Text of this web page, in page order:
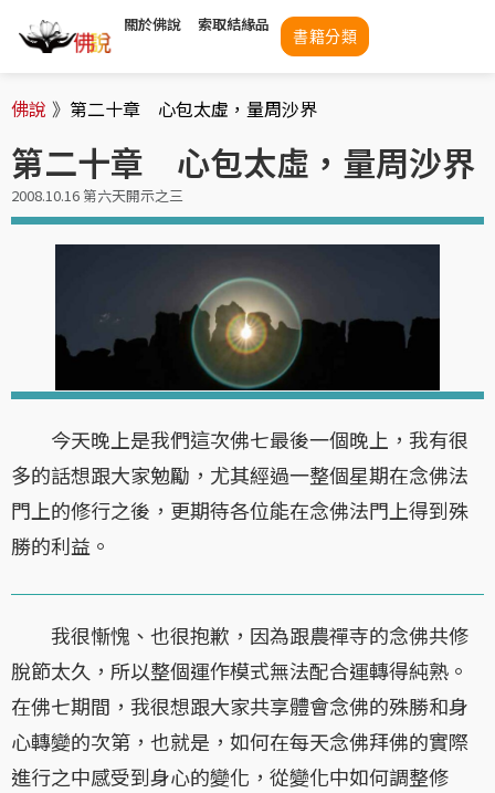
關於佛說 索取結緣品
書籍分類
佛說 》 第二十章 心包太虛，量周沙界
第二十章 心包太虛，量周沙界
2008.10.16 第六天開示之三
今天晚上是我們這次佛七最後一個晚上，我有很
多的話想跟大家勉勵，尤其經過一整個星期在念佛法
門上的修行之後，更期待各位能在念佛法門上得到殊
勝的利益。
我很慚愧、也很抱歉，因為跟農禪寺的念佛共修
脫節太久，所以整個運作模式無法配合運轉得純熟。
在佛七期間，我很想跟大家共享體會念佛的殊勝和身
心轉變的次第，也就是，如何在每天念佛拜佛的實際
進行之中感受到身心的變化，從變化中如何調整修